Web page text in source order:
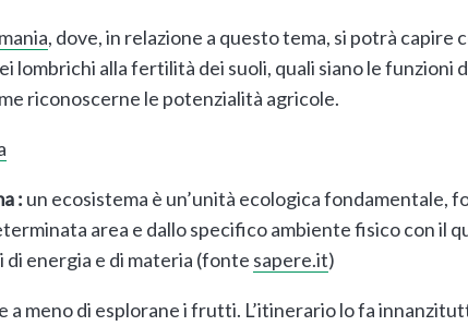
, dove, in relazione a questo tema, si potrà capire
lombrichi alla fertilità dei suoli, quali siano le funzioni
riconoscerne le potenzialità agricole.
: un ecosistema è un’unità ecologica fondamentale,
area e dallo specifico ambiente fisico con il
di energia e di materia (fonte sapere.it)
a meno di esplorane i frutti. L’itinerario lo fa